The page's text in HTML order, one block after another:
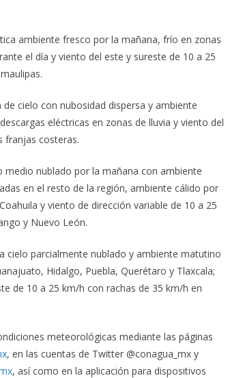
ambiente fresco por la mañana, frío en zonas
el día y viento del este y sureste de 10 a 25
cielo con nubosidad dispersa y ambiente
eléctricas en zonas de lluvia y viento del
franjas costeras.
nublado por la mañana con ambiente
en el resto de la región, ambiente cálido por
y viento de dirección variable de 10 a 25
y Nuevo León.
cielo parcialmente nublado y ambiente matutino
Hidalgo, Puebla, Querétaro y Tlaxcala;
de 10 a 25 km/h con rachas de 35 km/h en
meteorológicas mediante las páginas
, en las cuentas de Twitter @conagua_mx y
, así como en la aplicación para dispositivos